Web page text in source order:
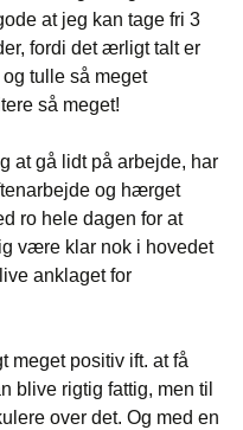
at jeg kan tage fri 3
fordi det ærligt talt er
tulle så meget
så meget!
at gå lidt på arbejde, har
og hærget
ro hele dagen for at
være klar nok i hovedet
anklaget for
meget positiv ift. at få
blive rigtig fattig, men til
over det. Og med en